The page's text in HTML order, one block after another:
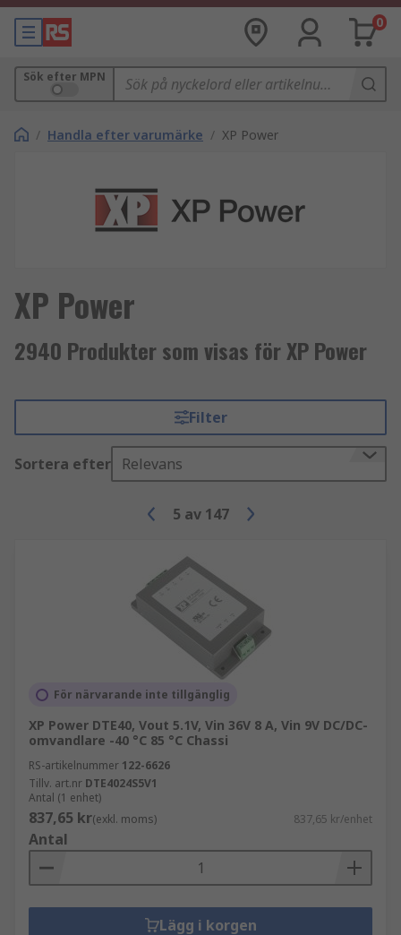
0
Sök efter MPN
/ Handla efter varumärke / XP Power
XP Power
2940 Produkter som visas för XP Power
Filter
Sortera efter Relevans
5 av 147
För närvarande inte tillgänglig
XP Power DTE40, Vout 5.1V, Vin 36V 8 A, Vin 9V DC/DC-
omvandlare -40 °C 85 °C Chassi
RS-artikelnummer 122-6626
Tillv. art.nr DTE4024S5V1
Antal (1 enhet)
837,65 kr(exkl. moms) 837,65 kr/enhet
Antal
Lägg i korgen